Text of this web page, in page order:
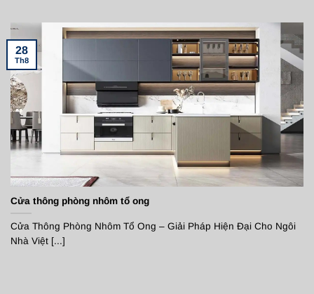
Cửa thông phòng nhôm tổ ong
Cửa Thông Phòng Nhôm Tổ Ong – Giải Pháp Hiện Đại Cho Ngôi
Nhà Việt [...]
28
Th8